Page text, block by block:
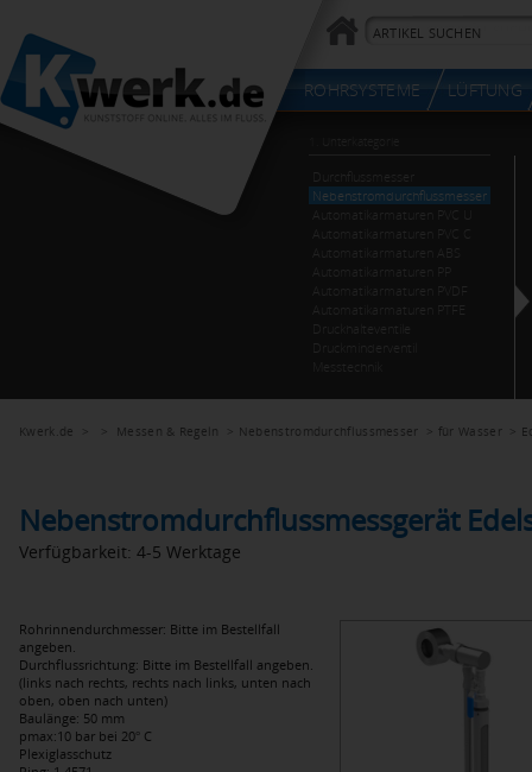
Kwerk.de > > Messen & Regeln > Nebenstromdurchflussmesser > für Wasser>
Nebenstromdurchflussmessgerät
Verfügbarkeit: 4-5 Werktage
Rohrinnendurchmesser: Bitte im Bestellfall
angeben.
Durchflussrichtung: Bitte im Bestellfall angeben.
(links nach rechts, rechts nach links, unten nach
oben, oben nach unten)
Baulänge: 50 mm
pmax:10 bar bei 20° C
Plexiglasschutz